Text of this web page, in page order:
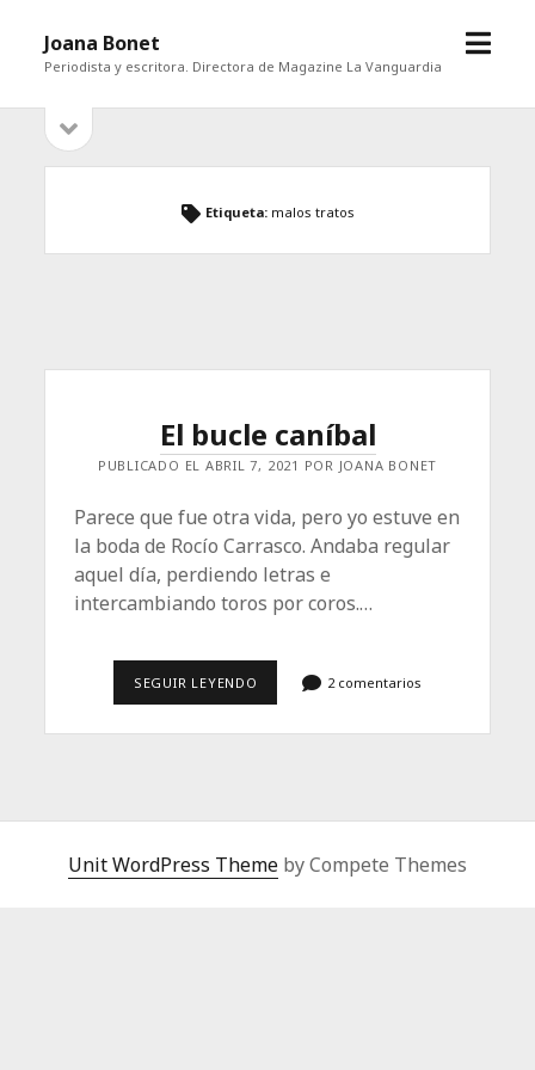
Joana Bonet
Periodista y escritora. Directora de Magazine La Vanguardia
abrir
Barra
lateral
barra
Etiqueta: malos tratos
El bucle caníbal
PUBLICADO EL ABRIL 7, 2021 POR JOANA BONET
Parece que fue otra vida, pero yo estuve en
la boda de Rocío Carrasco. Andaba regular
aquel día, perdiendo letras e
intercambiando toros por coros.…
SEGUIR LEYENDO 2 comentarios
Unit WordPress Theme by Compete Themes